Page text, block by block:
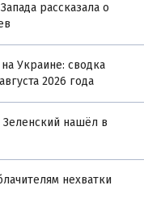
рассказала о
Украине: сводка
2026 года
нашёл в
нехватки